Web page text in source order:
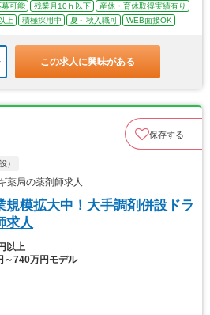
募可能 残業月10ｈ以下
産休・育休取得実績有り
上 積極採用中 夏～秋入職可 WEB面接OK
この求人に興味がある
保存する
）
薬局の薬剤師求人
規模拡大中！大手調剤併設ドラ
求人
以上
～740万円モデル